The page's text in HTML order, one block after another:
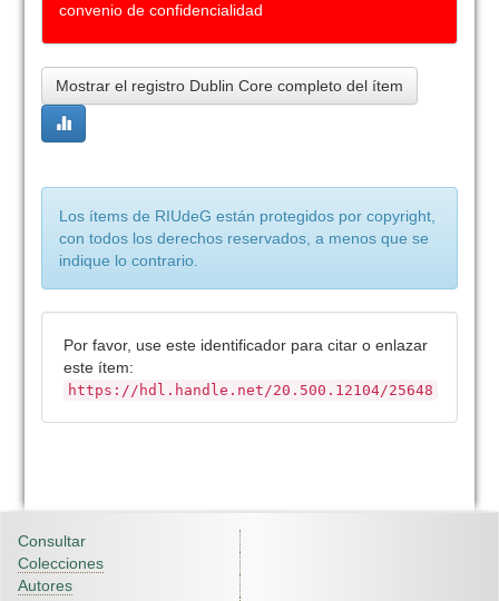
convenio de confidencialidad
Mostrar el registro Dublin Core completo del ítem
Los ítems de RIUdeG están protegidos por copyright,
con todos los derechos reservados, a menos que se
indique lo contrario.
Por favor, use este identificador para citar o enlazar
este ítem:
https://hdl.handle.net/20.500.12104/25648
Consultar
Colecciones
Autores